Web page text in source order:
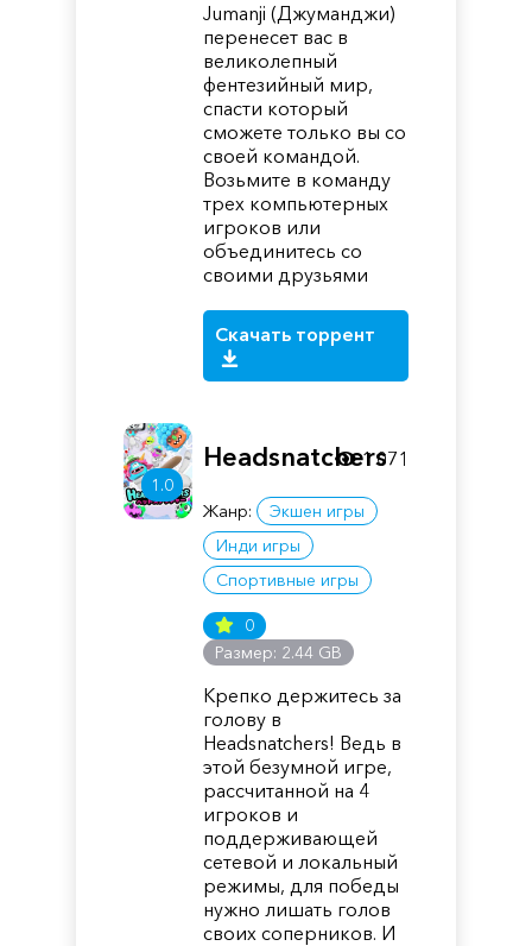
Jumanji (Джуманджи)
перенесет вас в
великолепный
фентезийный мир,
спасти который
сможете только вы со
своей командой.
Возьмите в команду
трех компьютерных
игроков или
объединитесь со
своими друзьями
Скачать торрент
1.0
Headsnatchers
Жанр:
Экшен игры
Инди игры
Спортивные игры
0
Размер: 2.44 GB
Крепко держитесь за
голову в
Headsnatchers! Ведь в
этой безумной игре,
рассчитанной на 4
игроков и
поддерживающей
сетевой и локальный
режимы, для победы
нужно лишать голов
своих соперников. И
1 071